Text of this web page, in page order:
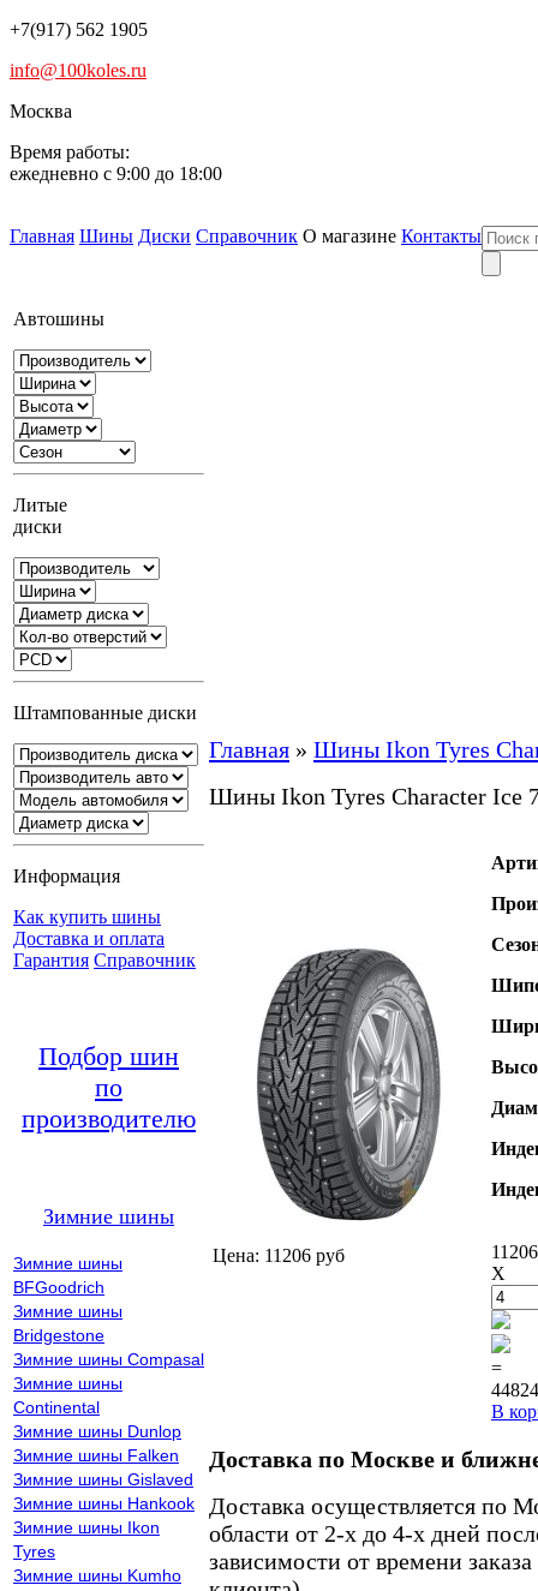
+7(917) 562 1905
info@100koles.ru
Москва
Время работы:
ежедневно с 9:00 до 18:00
Главная Шины Диски Справочник О магазине Контакты
Автошины
Литые
диски
Штампованные диски
Информация
Как купить шины
Доставка и оплата
Гарантия Справочник
Подбор шин
по
производителю
Зимние шины
Зимние шины
BFGoodrich
Зимние шины
Bridgestone
Зимние шины Compasal
Зимние шины
Continental
Зимние шины Dunlop
Зимние шины Falken
Зимние шины Gislaved
Зимние шины Hankook
Зимние шины Ikon
Tyres
Зимние шины Kumho
Главная » Шины Ikon Tyres
Шины Ikon Tyres Character Ice
Цена: 11206 руб
X
=
В
Доставка по Москве и
Доставка осуществляется по
области от 2-х до 4-х дней
зависимости от времени